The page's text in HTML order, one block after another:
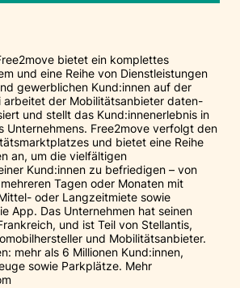
bietet ein komplettes
und eine Reihe von Dienstleistungen
gewerblichen Kund:innen auf der
arbeitet der Mobilitätsanbieter daten-
und stellt das Kund:innenerlebnis in
Unternehmens. Free2move verfolgt den
und bietet eine Reihe
an, um die vielfältigen
Kund:innen zu befriedigen – von
Tagen oder Monaten mit
oder Langzeitmiete sowie
App. Das Unternehmen hat seinen
und ist Teil von Stellantis,
und Mobilitätsanbieter.
mehr als 6 Millionen Kund:innen,
sowie Parkplätze. Mehr